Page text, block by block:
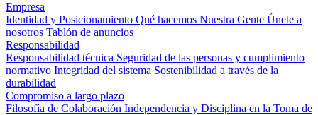
Empresa
Identidad y Posicionamiento Qué hacemos Nuestra Gente Únete a
nosotros Tablón de anuncios
Responsabilidad
Responsabilidad técnica Seguridad de las personas y cumplimiento
normativo Integridad del sistema Sostenibilidad a través de la
durabilidad
Compromiso a largo plazo
Filosofía de Colaboración Independencia y Disciplina en la Toma de